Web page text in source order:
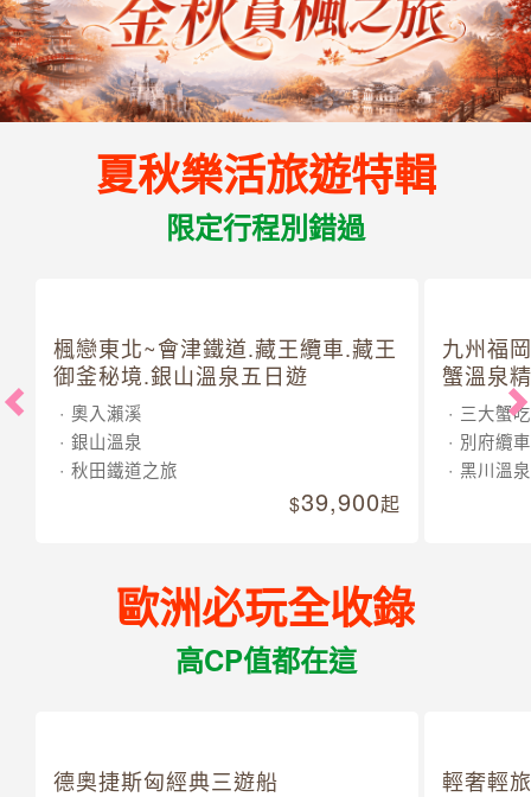
夏秋樂活旅遊特輯
限定行程別錯過
楓戀東北~會津鐵道.藏王纜車.藏王
御釜秘境.銀山溫泉五日遊
奧入瀨溪
銀山溫泉
秋田鐵道之旅
39,900起
九州福
蟹溫泉
三大蟹
別府纜車
黑川溫泉
歐洲必玩全收錄
高CP值都在這
德奧捷斯匈經典三遊船 輕奢輕